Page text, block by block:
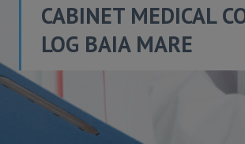
CABINET MEDICAL
LOG BAIA MARE